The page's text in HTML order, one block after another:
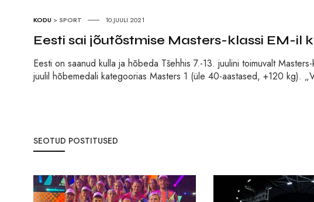
KODU > SPORT 10.JUULI 2021
Eesti sai jõutõstmise Masters-klassi EM-il
Eesti on saanud kulla ja hõbeda Tšehhis 7.-13. juulini toimuvalt
juulil hõbemedali kategoorias Masters 1 (üle 40-aastased, +120 kg).
SEOTUD POSTITUSED